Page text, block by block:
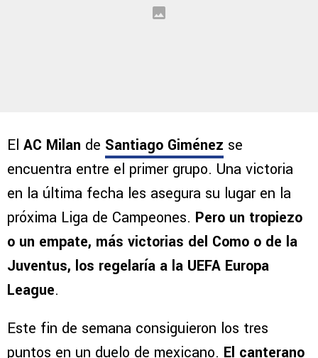
El AC Milan de Santiago Giménez se
encuentra entre el primer grupo. Una victoria
en la última fecha les asegura su lugar en la
próxima Liga de Campeones. Pero un tropiezo
o un empate, más victorias del Como o de la
Juventus, los regelaría a la UEFA Europa
League.
Este fin de semana consiguieron los tres
puntos en un duelo de mexicano. El canterano